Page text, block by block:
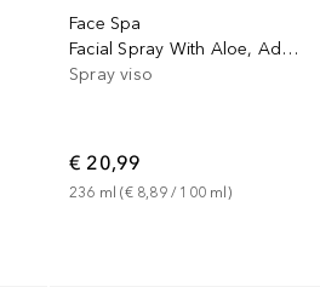
Face Spa
Facial Spray With Aloe, Adaptogens & Coconut Water
Spray viso
€ 20,99
236 ml (€ 8,89 / 100 ml)